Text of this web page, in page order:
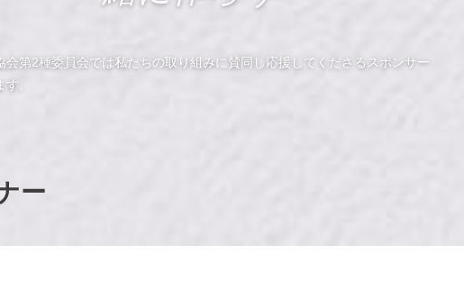
会第2種委員会では私たちの取り組みに賛同し応援してくださるスポンサー
。
ー